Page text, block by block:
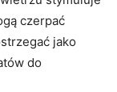
czerpać
jako
do